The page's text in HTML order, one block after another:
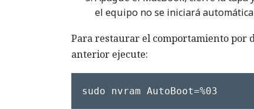
el equipo no se iniciará
Para restaurar el comportamiento por
anterior ejecute:
sudo nvram AutoBoot=%03